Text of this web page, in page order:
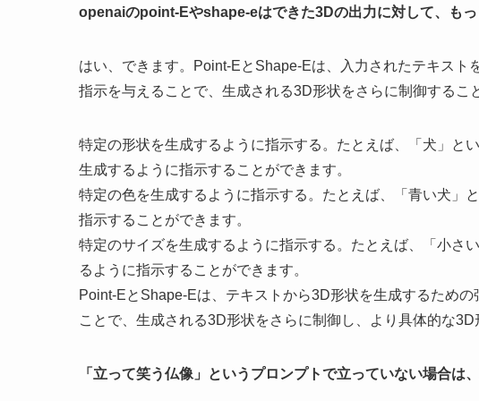
openaiのpoint-Eやshape-eはできた3Dの出力に対して、も
はい、できます。Point-EとShape-Eは、入力されたテキス
指示を与えることで、生成される3D形状をさらに制御するこ
特定の形状を生成するように指示する。たとえば、「犬」と
生成するように指示することができます。
特定の色を生成するように指示する。たとえば、「青い犬」
指示することができます。
特定のサイズを生成するように指示する。たとえば、「小さ
るように指示することができます。
Point-EとShape-Eは、テキストから3D形状を生成するため
ことで、生成される3D形状をさらに制御し、より具体的な3D
「立って笑う仏像」というプロンプトで立っていない場合は